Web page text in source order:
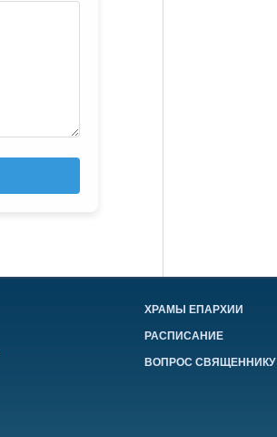
ХРАМЫ ЕПАРХИИ
РАСПИСАНИЕ
ВОПРОС СВЯЩЕННИКУ